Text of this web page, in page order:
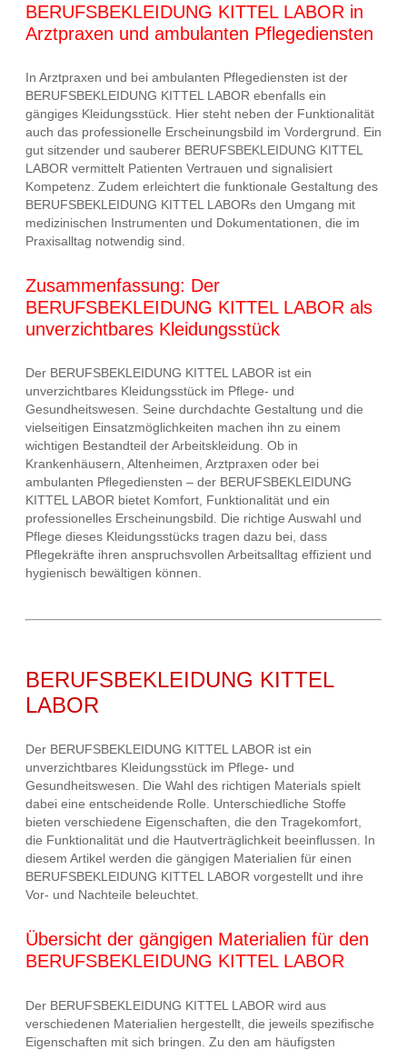
BERUFSBEKLEIDUNG KITTEL LABOR in
Arztpraxen und ambulanten Pflegediensten
In Arztpraxen und bei ambulanten Pflegediensten ist der
BERUFSBEKLEIDUNG KITTEL LABOR ebenfalls ein
gängiges Kleidungsstück. Hier steht neben der Funktionalität
auch das professionelle Erscheinungsbild im Vordergrund. Ein
gut sitzender und sauberer BERUFSBEKLEIDUNG KITTEL
LABOR vermittelt Patienten Vertrauen und signalisiert
Kompetenz. Zudem erleichtert die funktionale Gestaltung des
BERUFSBEKLEIDUNG KITTEL LABORs den Umgang mit
medizinischen Instrumenten und Dokumentationen, die im
Praxisalltag notwendig sind.
Zusammenfassung: Der
BERUFSBEKLEIDUNG KITTEL LABOR als
unverzichtbares Kleidungsstück
Der BERUFSBEKLEIDUNG KITTEL LABOR ist ein
unverzichtbares Kleidungsstück im Pflege- und
Gesundheitswesen. Seine durchdachte Gestaltung und die
vielseitigen Einsatzmöglichkeiten machen ihn zu einem
wichtigen Bestandteil der Arbeitskleidung. Ob in
Krankenhäusern, Altenheimen, Arztpraxen oder bei
ambulanten Pflegediensten – der BERUFSBEKLEIDUNG
KITTEL LABOR bietet Komfort, Funktionalität und ein
professionelles Erscheinungsbild. Die richtige Auswahl und
Pflege dieses Kleidungsstücks tragen dazu bei, dass
Pflegekräfte ihren anspruchsvollen Arbeitsalltag effizient und
hygienisch bewältigen können.
BERUFSBEKLEIDUNG KITTEL
LABOR
Der BERUFSBEKLEIDUNG KITTEL LABOR ist ein
unverzichtbares Kleidungsstück im Pflege- und
Gesundheitswesen. Die Wahl des richtigen Materials spielt
dabei eine entscheidende Rolle. Unterschiedliche Stoffe
bieten verschiedene Eigenschaften, die den Tragekomfort,
die Funktionalität und die Hautverträglichkeit beeinflussen. In
diesem Artikel werden die gängigen Materialien für einen
BERUFSBEKLEIDUNG KITTEL LABOR vorgestellt und ihre
Vor- und Nachteile beleuchtet.
Übersicht der gängigen Materialien für den
BERUFSBEKLEIDUNG KITTEL LABOR
Der BERUFSBEKLEIDUNG KITTEL LABOR wird aus
verschiedenen Materialien hergestellt, die jeweils spezifische
Eigenschaften mit sich bringen. Zu den am häufigsten